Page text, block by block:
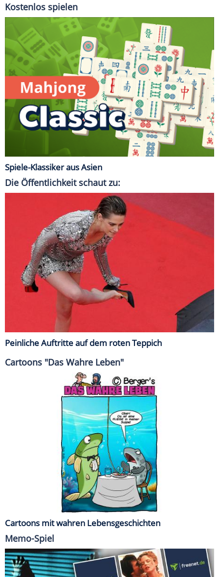
Kostenlos spielen
Spiele-Klassiker aus Asien
Die Öffentlichkeit schaut zu:
Peinliche Auftritte auf dem roten Teppich
Cartoons "Das Wahre Leben"
Cartoons mit wahren Lebensgeschichten
Memo-Spiel